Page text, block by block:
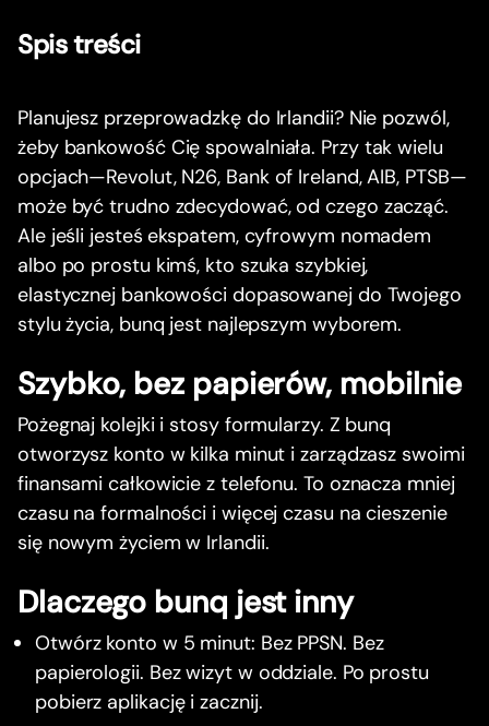
Spis treści
Planujesz przeprowadzkę do Irlandii? Nie pozwól,
żeby bankowość Cię spowalniała. Przy tak wielu
opcjach—Revolut, N26, Bank of Ireland, AIB, PTSB—
może być trudno zdecydować, od czego zacząć.
Ale jeśli jesteś ekspatem, cyfrowym nomadem
albo po prostu kimś, kto szuka szybkiej,
elastycznej bankowości dopasowanej do Twojego
stylu życia, bunq jest najlepszym wyborem.
Szybko, bez papierów, mobilnie
Pożegnaj kolejki i stosy formularzy. Z bunq
otworzysz konto w kilka minut i zarządzasz swoimi
finansami całkowicie z telefonu. To oznacza mniej
czasu na formalności i więcej czasu na cieszenie
się nowym życiem w Irlandii.
Dlaczego bunq jest inny
Otwórz konto w 5 minut: Bez PPSN. Bez
papierologii. Bez wizyt w oddziale. Po prostu
pobierz aplikację i zacznij.